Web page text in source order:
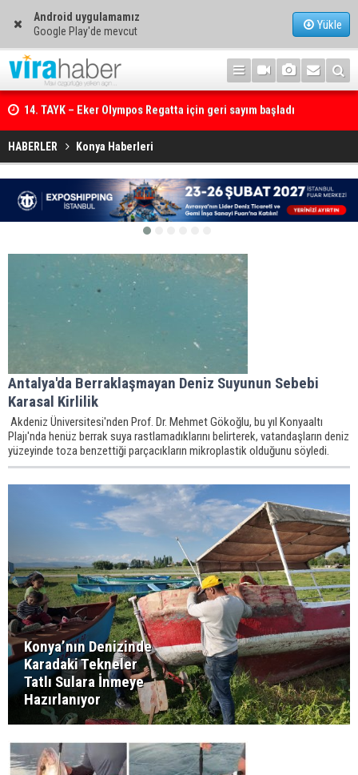
Android uygulamamız
Google Play'de mevcut
Yükle
14. TAYK – Eker Olympos Regatta için geri sayım başladı
HABERLER Konya Haberleri
Antalya'da Berraklaşmayan Deniz Suyunun Sebebi
Karasal Kirlilik
Akdeniz Üniversitesi'nden Prof. Dr. Mehmet Gökoğlu, bu yıl Konyaaltı
Plajı'nda henüz berrak suya rastlamadıklarını belirterek, vatandaşların deniz
yüzeyinde toza benzettiği parçacıkların mikroplastik olduğunu söyledi.
Konya’nın Denizinde
Karadaki Tekneler
Tatlı Sulara İnmeye
Hazırlanıyor